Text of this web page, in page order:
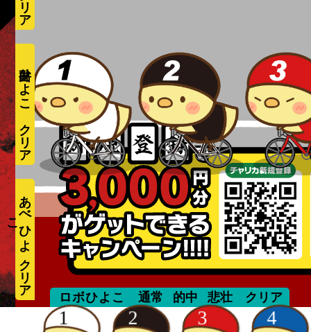
ロボひよこ 通常 的中 悲壮
井出ひよこ
あ
べ
ひ
よ
こ mizuguchi